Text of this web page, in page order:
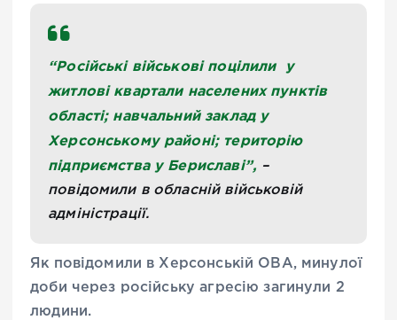
“Російські військові поцілили у
житлові квартали населених пунктів
області; навчальний заклад у
Херсонському районі; територію
підприємства у Бериславі”, –
повідомили в обласній військовій
адміністрації.
Як повідомили в Херсонській ОВА, минулої
доби через російську агресію загинули 2
людини.